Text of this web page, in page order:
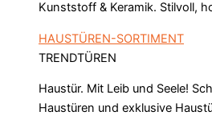
Kunststoff & Keramik. Stilvoll,
HAUSTÜREN-SORTIMENT
TRENDTÜREN
Haustür. Mit Leib und Seele!
Haustüren und exklusive